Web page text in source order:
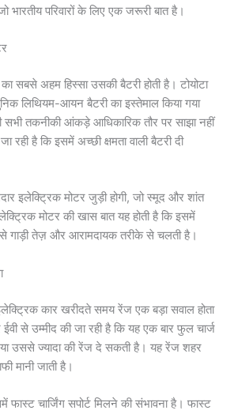
भारतीय परिवारों के लिए एक जरूरी बात है।
सबसे अहम हिस्सा उसकी बैटरी होती है। टोयोटा
लिथियम-आयन बैटरी का इस्तेमाल किया गया
सभी तकनीकी आंकड़े आधिकारिक तौर पर साझा नहीं
रही है कि इसमें अच्छी क्षमता वाली बैटरी दी
इलेक्ट्रिक मोटर जुड़ी होगी, जो स्मूद और शांत
मोटर की खास बात यह होती है कि इसमें
गाड़ी तेज़ और आरामदायक तरीके से चलती है।
कार खरीदते समय रेंज एक बड़ा सवाल होता
से उम्मीद की जा रही है कि यह एक बार फुल चार्ज
या उससे ज्यादा की रेंज दे सकती है। यह रेंज शहर
मानी जाती है।
फास्ट चार्जिंग सपोर्ट मिलने की संभावना है। फास्ट